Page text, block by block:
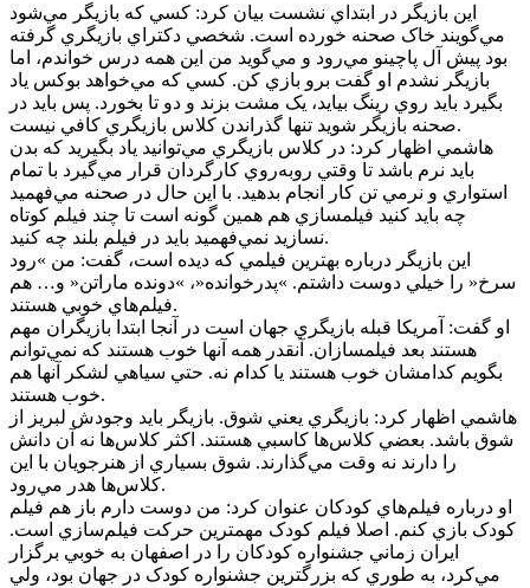
اين بازيگر در ابتداي نشست بيان کرد: کسي که بازيگر مي‌شود
مي‌گويند خاک صحنه خورده است. شخصي دکتراي بازيگري گرفته
بود پيش آل پاچينو مي‌رود و مي‌گويد من اين همه درس خواندم، اما
بازيگر نشدم او گفت برو بازي کن. کسي که مي‌خواهد بوکس ياد
بگيرد بايد روي رينگ بيايد، يک مشت بزند و دو تا بخورد. پس بايد در
صحنه بازيگر شويد تنها گذراندن کلاس بازيگري کافي نيست.
هاشمي اظهار کرد: در کلاس بازيگري مي‌توانيد ياد بگيريد که بدن
بايد نرم باشد تا وقتي روبه‌روي کارگردان قرار مي‌گيرد با تمام
استواري و نرمي تن کار انجام بدهيد. با اين حال در صحنه مي‌فهميد
چه بايد کنيد فيلمسازي هم همين گونه است تا چند فيلم کوتاه
نسازيد نمي‌فهميد بايد در فيلم بلند چه کنيد.
اين بازيگر درباره بهترين فيلمي که ديده است، گفت: من »رود
سرخ« را خيلي دوست داشتم. »پدرخوانده«، »دونده ماراتن« و… هم
فيلم‌هاي خوبي هستند.
او گفت: آمريکا قبله بازيگري جهان است در آنجا ابتدا بازيگران مهم
هستند بعد فيلمسازان. آنقدر همه آنها خوب هستند که نمي‌توانم
بگويم کدامشان خوب هستند يا کدام نه. حتي سياهي لشکر آنها هم
خوب هستند.
هاشمي اظهار کرد: بازيگري يعني شوق. بازيگر بايد وجودش لبريز از
شوق باشد. بعضي کلاس‌ها کاسبي هستند. اکثر کلاس‌ها نه آن دانش
را دارند نه وقت مي‌گذارند. شوق بسياري از هنرجويان با اين
کلاس‌ها هدر مي‌رود.
او درباره فيلم‌هاي کودکان عنوان کرد: من دوست دارم باز هم فيلم
کودک بازي کنم.‌ اصلا فيلم کودک مهمترين حرکت فيلم‌سازي است.
ايران زماني جشنواره کودکان را در اصفهان به خوبي برگزار
مي‌کرد، به طوري که بزرگترين جشنواره کودک در جهان بود، ولي